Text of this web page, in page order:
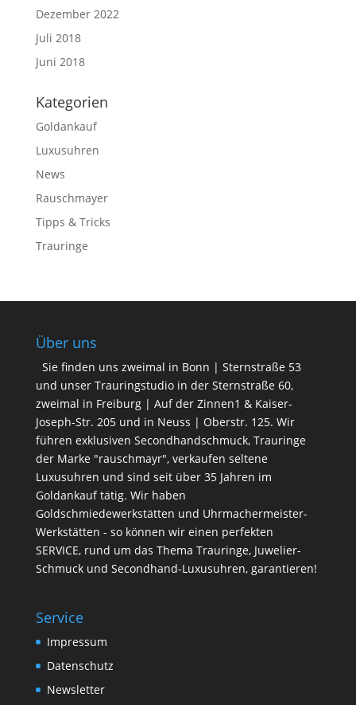
Dezember 2022
Juli 2018
Juni 2018
Kategorien
Goldankauf
Luxusuhren
News
Rauschmayer
Tipps & Tricks
Trauringe
Über uns
Sie finden uns zweimal in Bonn | Sternstraße 53
und unser Trauringstudio in der Sternstraße 60,
zweimal in Freiburg | Auf der Zinnen1 & Kaiser-
Joseph-Str. 205 und in Neuss | Oberstr. 125. Wir
führen exklusiven Secondhandschmuck, Trauringe
der Marke "rauschmayr", verkaufen seltene
Luxusuhren und sind seit über 35 Jahren im
Goldankauf tätig. Wir haben
Goldschmiedewerkstätten und Uhrmachermeister-
Werkstätten - so können wir einen perfekten
SERVICE, rund um das Thema Trauringe, Juwelier-
Schmuck und Secondhand-Luxusuhren, garantieren!
Service
Impressum
Datenschutz
Newsletter